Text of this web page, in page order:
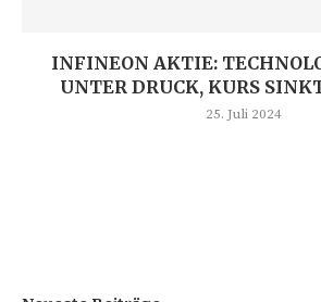
INFINEON AKTIE:
UNTER DRUCK, KURS
25. Juli 2024